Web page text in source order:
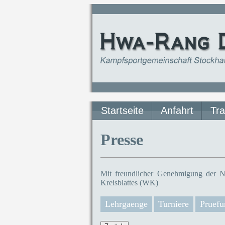
Startseite Anfahrt
Presse
Mit freundlicher Genehmigung der
Kreisblattes (WK)
Lehrgaenge Turniere